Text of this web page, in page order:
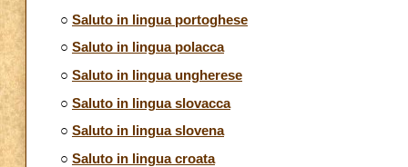
○ Saluto in lingua portoghese
○ Saluto in lingua polacca
○ Saluto in lingua ungherese
○ Saluto in lingua slovacca
○ Saluto in lingua slovena
○ Saluto in lingua croata